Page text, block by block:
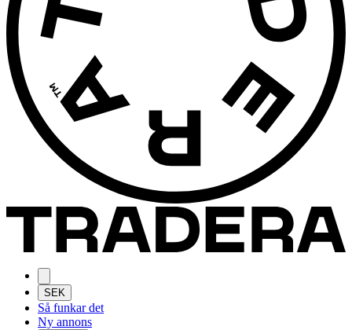
SEK
Så funkar det
Ny annons